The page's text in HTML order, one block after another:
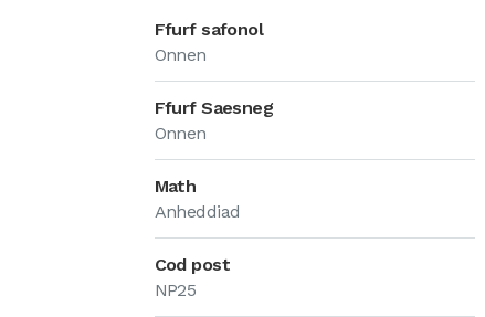
Ffurf safonol
Onnen
Ffurf Saesneg
Onnen
Math
Anheddiad
Cod post
NP25